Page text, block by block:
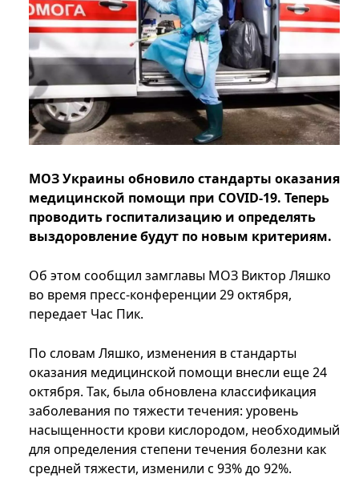
МОЗ Украины обновило стандарты оказания
медицинской помощи при COVID-19. Теперь
проводить госпитализацию и определять
выздоровление будут по новым критериям.
Об этом сообщил замглавы МОЗ Виктор Ляшко
во время пресс-конференции 29 октября,
передает Час Пик.
По словам Ляшко, изменения в стандарты
оказания медицинской помощи внесли еще 24
октября. Так, была обновлена классификация
заболевания по тяжести течения: уровень
насыщенности крови кислородом, необходимый
для определения степени течения болезни как
средней тяжести, изменили с 93% до 92%.